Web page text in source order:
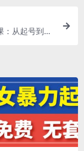
从起号到成